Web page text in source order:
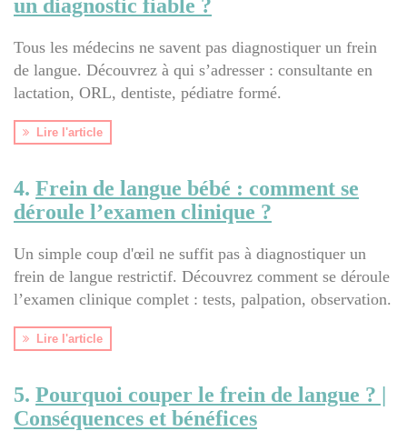
un diagnostic fiable ?
Tous les médecins ne savent pas diagnostiquer un frein
de langue. Découvrez à qui s’adresser : consultante en
lactation, ORL, dentiste, pédiatre formé.
Lire l'article
4. Frein de langue bébé : comment se
déroule l’examen clinique ?
Un simple coup d'œil ne suffit pas à diagnostiquer un
frein de langue restrictif. Découvrez comment se déroule
l’examen clinique complet : tests, palpation, observation.
Lire l'article
5. Pourquoi couper le frein de langue ? |
Conséquences et bénéfices